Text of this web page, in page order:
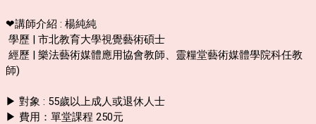
❤講師介紹 : 楊純純
學歷 | 市北教育大學視覺藝術碩士
經歷 | 樂法藝術媒體應用協會教師、靈糧堂藝術媒體學院科任教
師)
▶ 對象 : 55歲以上成人或退休人士
▶ 費用：單堂課程 250元